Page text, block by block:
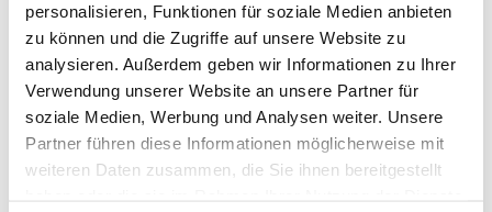
personalisieren, Funktionen für soziale Medien anbieten
zu können und die Zugriffe auf unsere Website zu
analysieren. Außerdem geben wir Informationen zu Ihrer
Verwendung unserer Website an unsere Partner für
soziale Medien, Werbung und Analysen weiter. Unsere
Partner führen diese Informationen möglicherweise mit
weiteren Daten zusammen, die Sie ihnen bereitgestellt
Tanja Kompression,Mode 24. Oktober 2017 1
Ein herbstliches Outfit mit
Kompressionsstrümpfen